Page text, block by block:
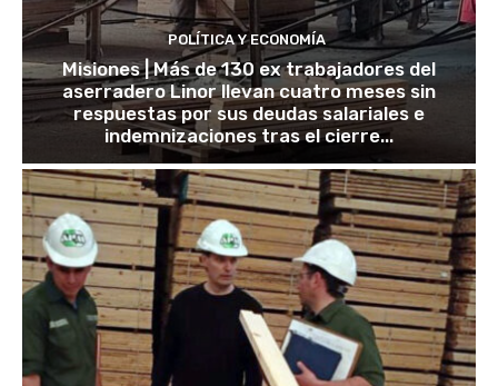
POLÍTICA Y ECONOMÍA
Misiones | Más de 130 ex trabajadores del
aserradero Linor llevan cuatro meses sin
respuestas por sus deudas salariales e
indemnizaciones tras el cierre...